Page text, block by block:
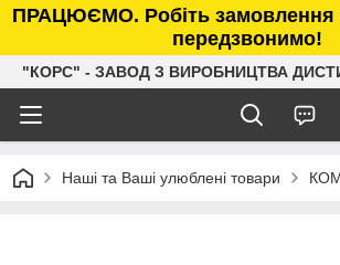
ПРАЦЮЄМО. Робіть замовлення
передзвонимо!
"КОРС" - ЗАВОД З ВИРОБНИЦТВА
Наші та Ваші улюблені товари